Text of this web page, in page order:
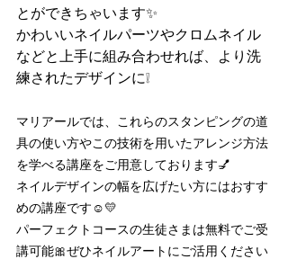
とができちゃいます✨
かわいいネイルパーツやクロムネイル
などと上手に組み合わせれば、より洗
練されたデザインに❕
マリアールでは、これらのスタンピングの道
具の使い方やこの技術を用いたアレンジ方法
を学べる講座をご用意しております💅
ネイルデザインの幅を広げたい方にはおすす
めの講座です☺️💛
パーフェクトコースの生徒さまは無料でご受
講可能🎀ぜひネイルアートにご活用ください